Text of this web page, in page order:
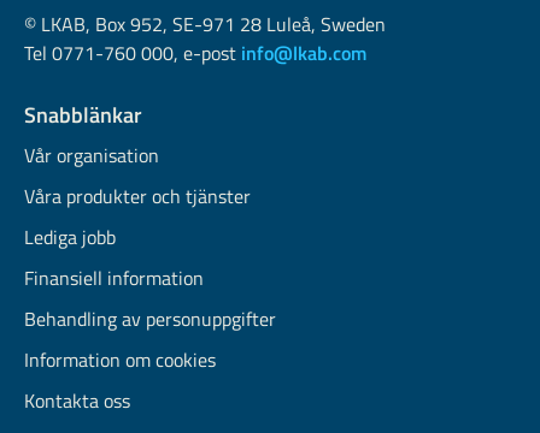
© LKAB, Box 952, SE-971 28 Luleå, Sweden
Tel 0771-760 000, e-post info@lkab.com
Snabblänkar
Vår organisation
Våra produkter och tjänster
Lediga jobb
Finansiell information
Behandling av personuppgifter
Information om cookies
Kontakta oss